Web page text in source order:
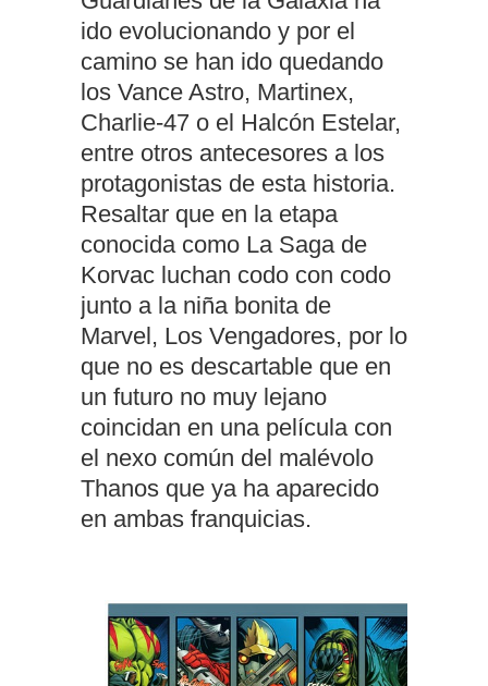
ido evolucionando y por el
camino se han ido quedando
los Vance Astro, Martinex,
Charlie-47 o el Halcón Estelar,
entre otros antecesores a los
protagonistas de esta historia.
Resaltar que en la etapa
conocida como La Saga de
Korvac luchan codo con codo
junto a la niña bonita de
Marvel, Los Vengadores, por lo
que no es descartable que en
un futuro no muy lejano
coincidan en una película con
el nexo común del malévolo
Thanos que ya ha aparecido
en ambas franquicias.